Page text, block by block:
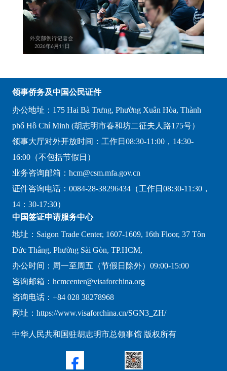
领事侨务及中国公民证件
办公地址：175 Hai Bà Trưng, Phường Xuân Hòa, Thành
phố Hồ Chí Minh (胡志明市春和坊二征夫人路175号）
领事大厅对外开放时间：工作日08:30-11:00，14:30-
16:00（不包括节假日）
业务咨询邮箱：hcm@csm.mfa.gov.cn
证件咨询电话：0084-28-38296434（工作日08:30-11:30，
14：30-17:30）
中国签证申请服务中心
地址：Saigon Trade Center, 1607-1609, 16th Floor, 37 Tôn
Đức Thắng, Phường Sài Gòn, TP.HCM,
办公时间：周一至周五（节假日除外）09:00-15:00
咨询邮箱：hcmcenter@visaforchina.org
咨询电话：+84 028 38278968
网址：https://www.visaforchina.cn/SGN3_ZH/
中华人民共和国驻胡志明市总领事馆 版权所有